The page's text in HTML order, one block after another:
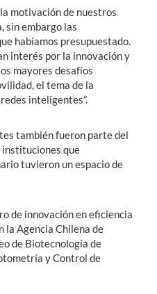
motivación de nuestros
sin embargo las
habíamos presupuestado.
interés por la innovación y
mayores desafíos
el tema de la
inteligentes”.
también fueron parte del
instituciones que
tuvieron un espacio de
de innovación en eficiencia
la Agencia Chilena de
de Biotecnología de
y Control de